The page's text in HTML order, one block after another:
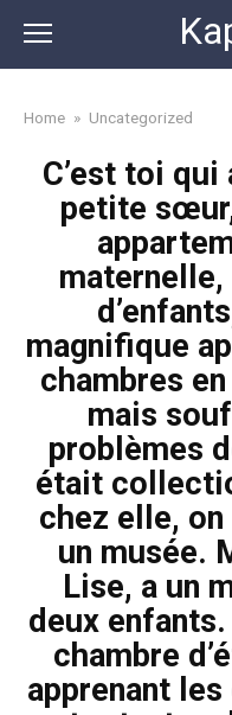
content
Home » Uncategorized
C’est toi
petite
maternelle,
magnifique
chambres
mais
problèmes
était
chez elle,
un musée.
Lise, a un
deux
chambre
apprenant